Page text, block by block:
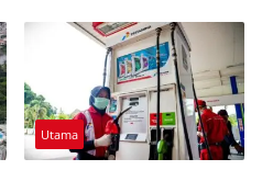
Utama